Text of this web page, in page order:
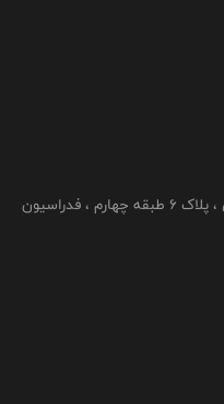
تهران ، بلوار نلسون ماندلا ، خیابان انصاری ، پلاک ۶ طبقه چهارم ، فدراسیون